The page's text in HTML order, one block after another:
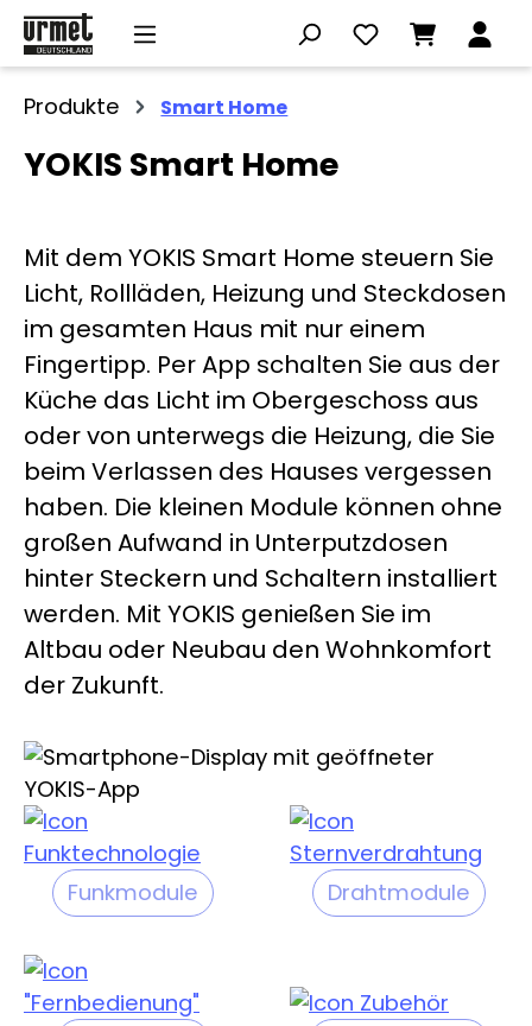
Zum Hauptinhalt springen
Produkte Smart Home
YOKIS Smart Home
Mit dem YOKIS Smart Home steuern Sie
Licht, Rollläden, Heizung und Steckdosen
im gesamten Haus mit nur einem
Fingertipp. Per App schalten Sie aus der
Küche das Licht im Obergeschoss aus
oder von unterwegs die Heizung, die Sie
beim Verlassen des Hauses vergessen
haben. Die kleinen Module können ohne
großen Aufwand in Unterputzdosen
hinter Steckern und Schaltern installiert
werden. Mit YOKIS genießen Sie im
Altbau oder Neubau den Wohnkomfort
der Zukunft.
Funkmodule Drahtmodule